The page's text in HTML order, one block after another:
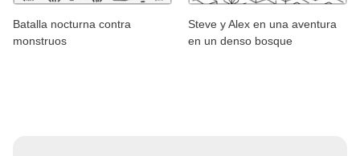
Batalla nocturna contra
monstruos
Steve y Alex en una aventura
en un denso bosque